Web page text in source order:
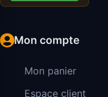
Mon compte
Mon panier
Espace client